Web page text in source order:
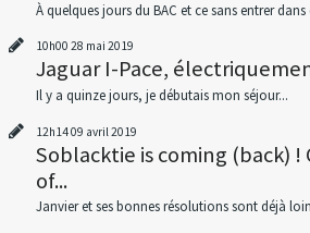
À quelques jours du BAC et ce sans entrer dans
10h00 28 mai 2019
Jaguar I-Pace,
Il y a quinze jours, je débutais mon séjour...
12h1409 avril 2019
Soblacktie is coming (back) !
of...
Janvier et ses bonnes résolutions sont déjà